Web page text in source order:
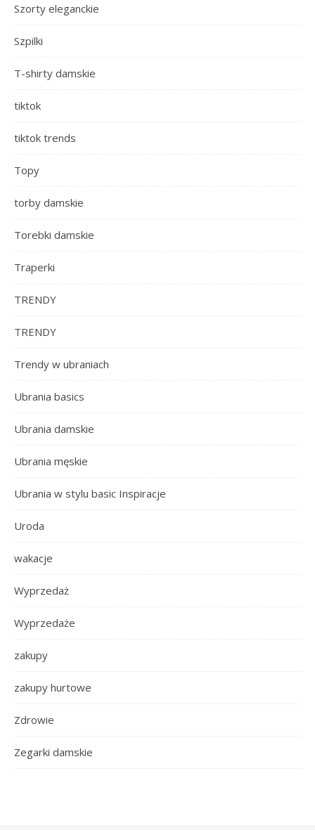
Szorty eleganckie
Szpilki
T-shirty damskie
tiktok
tiktok trends
Topy
torby damskie
Torebki damskie
Traperki
TRENDY
TRENDY
Trendy w ubraniach
Ubrania basics
Ubrania damskie
Ubrania męskie
Ubrania w stylu basic Inspiracje
Uroda
wakacje
Wyprzedaż
Wyprzedaże
zakupy
zakupy hurtowe
Zdrowie
Zegarki damskie